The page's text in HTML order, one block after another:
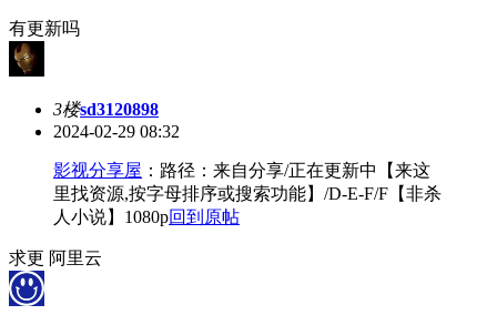
有更新吗
3楼sd3120898
2024-02-29 08:32
影视分享屋 ：路径：来自分享/正在更新中【来这
里找资源,按字母排序或搜索功能】/D-E-F/F【非杀
人小说】1080p回到原帖
求更 阿里云